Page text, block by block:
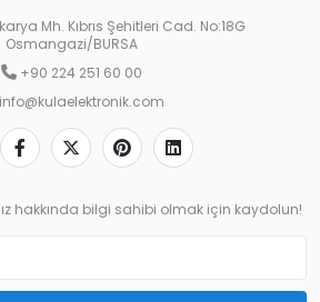
Mh. Kıbrıs Şehitleri Cad. No:18G
Osmangazi/BURSA
+90 224 251 60 00
info@kulaelektronik.com
hakkında bilgi sahibi olmak için kaydolun!